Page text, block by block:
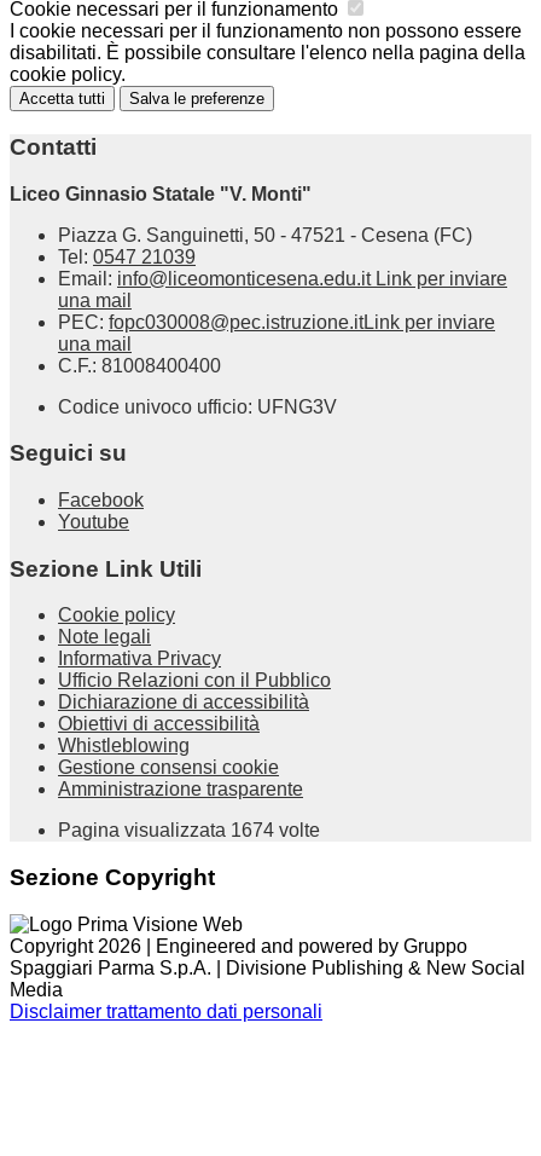
Cookie necessari per il funzionamento
I cookie necessari per il funzionamento non possono essere
disabilitati. È possibile consultare l'elenco nella pagina della
cookie policy.
Accetta tutti Salva le preferenze
Contatti
Liceo Ginnasio Statale "V. Monti"
Piazza G. Sanguinetti, 50 - 47521 - Cesena (FC)
Tel: 0547 21039
Email: info@liceomonticesena.edu.it Link per inviare
una mail
PEC: fopc030008@pec.istruzione.itLink per inviare
una mail
C.F.: 81008400400
Codice univoco ufficio: UFNG3V
Seguici su
Facebook
Youtube
Sezione Link Utili
Cookie policy
Note legali
Informativa Privacy
Ufficio Relazioni con il Pubblico
Dichiarazione di accessibilità
Obiettivi di accessibilità
Whistleblowing
Gestione consensi cookie
Amministrazione trasparente
Pagina visualizzata 1674 volte
Sezione Copyright
Copyright 2026 | Engineered and powered by Gruppo
Spaggiari Parma S.p.A. | Divisione Publishing & New Social
Media
Disclaimer trattamento dati personali